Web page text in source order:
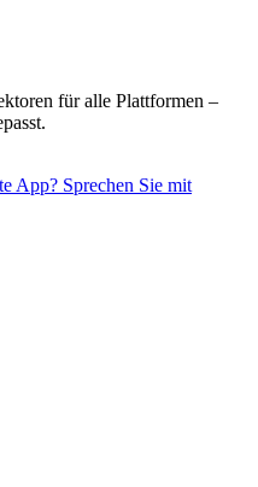
für alle Plattformen –
App? Sprechen Sie mit